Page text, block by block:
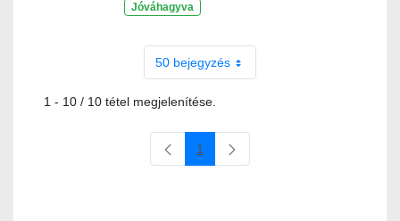
Jóváhagyva
50 bejegyzés
1 - 10 / 10 tétel megjelenítése.
Oldal
1